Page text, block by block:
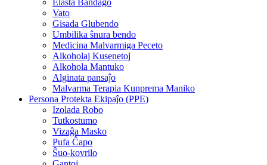
Vato
Gisada Glubendo
Umbilika ŝnura bendo
Medicina Malvarmiga Peceto
Alkoholaj Kusenetoj
Alkohola Mantuko
Alginata pansaĵo
Malvarma Terapia Kunprema Maniko
Persona Protekta Ekipaĵo (PPE)
Izolada Robo
Tutkostumo
Vizaĝa Masko
Pufa Ĉapo
Ŝuo-kovrilo